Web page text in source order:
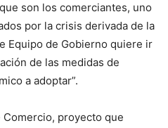
son los comerciantes, uno
por la crisis derivada de la
Equipo de Gobierno quiere ir
de las medidas de
a adoptar”.
proyecto que